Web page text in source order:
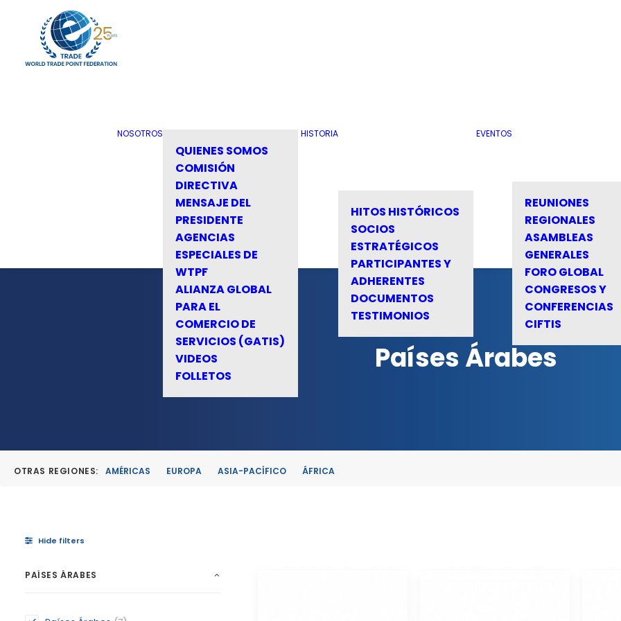
NOSOTROS
QUIENES SOMOS
COMISIÓN
DIRECTIVA
MENSAJE DEL
PRESIDENTE
AGENCIAS
ESPECIALES DE
WTPF
ALIANZA GLOBAL
PARA EL
COMERCIO DE
SERVICIOS (GATIS)
VIDEOS
FOLLETOS
HISTORIA
HITOS HISTÓRICOS
SOCIOS
ESTRATÉGICOS
PARTICIPANTES Y
ADHERENTES
DOCUMENTOS
TESTIMONIOS
EVENTOS
REUNIONES
REGIONALES
ASAMBLEAS
GENERALES
FORO GLOBAL
CONGRESOS Y
CONFERENCIAS
CIFTIS
Países Árabes
OTRAS REGIONES: AMÉRICAS EUROPA ASIA-PACÍFICO ÁFRICA
Hide filters
PAÍSES ÁRABES